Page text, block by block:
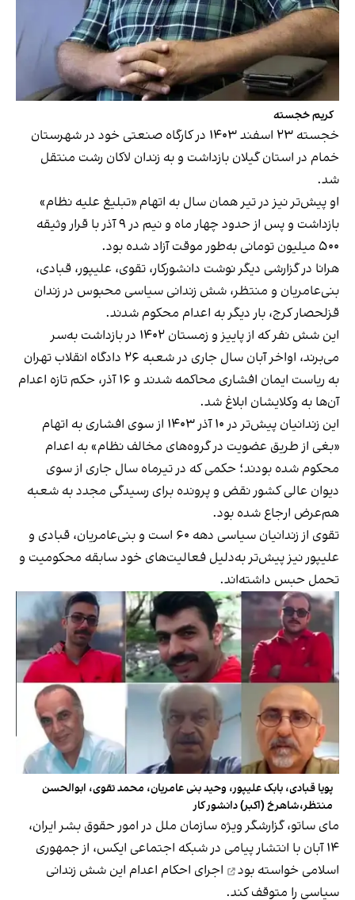
کریم خجسته
خجسته ۲۳ اسفند ۱۴۰۳ در کارگاه صنعتی خود در شهرستان
خمام در استان گیلان بازداشت و به زندان لاکان رشت منتقل
شد.
او پیش‌تر نیز در تیر همان سال به اتهام «تبلیغ علیه نظام»
بازداشت و پس از حدود چهار ماه و نیم در ۹ آذر با قرار وثیقه
۵۰۰ میلیون تومانی به‌طور موقت آزاد شده بود.
هرانا در گزارشی دیگر نوشت دانشورکار، تقوی، علیپور، قبادی،
بنی‌عامریان و منتظر، شش زندانی سیاسی محبوس در زندان
قزلحصار کرج، بار دیگر به اعدام محکوم شدند.
این شش نفر که از پاییز و زمستان ۱۴۰۲ در بازداشت به‌سر
می‌برند، اواخر آبان سال جاری در شعبه ۲۶ دادگاه انقلاب تهران
به ریاست ایمان افشاری محاکمه شدند و ۱۶ آذر، حکم تازه اعدام
آن‌ها به وکلایشان ابلاغ شد.
این زندانیان پیش‌تر در ۱۰ آذر ۱۴۰۳ از سوی افشاری به اتهام
«بغی از طریق عضویت در گروه‌های مخالف نظام» به اعدام
محکوم شده بودند؛ حکمی که در تیرماه سال جاری از سوی
دیوان عالی کشور نقض و پرونده برای رسیدگی مجدد به شعبه
هم‌عرض ارجاع شده بود.
تقوی از زندانیان سیاسی دهه‌ ۶۰ است و بنی‌عامریان، قبادی و
علیپور نیز پیش‌تر به‌دلیل فعالیت‌های خود سابقه‌ محکومیت و
تحمل حبس داشته‌اند.
پویا قبادی، بابک علیپور، وحید بنی عامریان، محمد تقوی، ابوالحسن
منتظر،شاهرخ (اکبر) دانشور کار
مای ساتو، گزارشگر ویژه سازمان ملل در امور حقوق بشر ایران،
۱۴ آبان با انتشار پیامی در شبکه اجتماعی ایکس، از جمهوری
اسلامی خواسته بود
اجرای احکام اعدام این شش زندانی
سیاسی را متوقف کند.